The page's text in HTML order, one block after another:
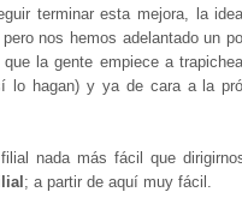
terminar esta mejora, la
nos hemos adelantado un
la gente empiece a
lo hagan) y ya de cara a la
nada más fácil que
; a partir de aquí muy fácil.